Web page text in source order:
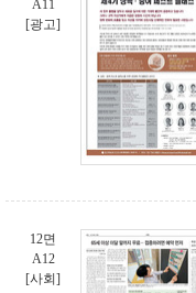
A11
[광고]
12면
A12
[사회]